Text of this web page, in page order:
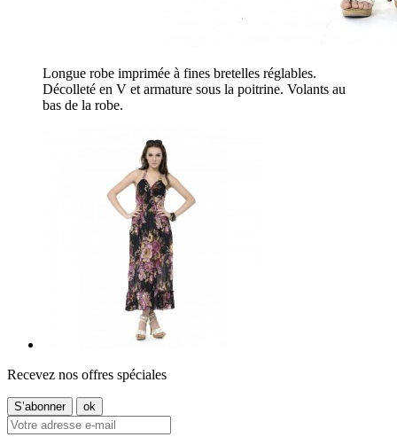
Longue robe imprimée à fines bretelles réglables.
Décolleté en V et armature sous la poitrine. Volants au
bas de la robe.
Recevez nos offres spéciales